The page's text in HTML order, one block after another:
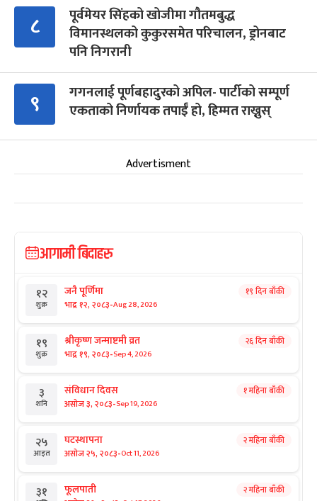
८
पूर्वमेयर सिंहको खोजीमा गौतमबुद्ध
विमानस्थलको कुकुरसमेत परिचालन, ड्रोनबाट
पनि निगरानी
९
गगनलाई पूर्णबहादुरको अपिल- पार्टीको सम्पूर्ण
एकताको निर्णायक तपाईँ हो, हिम्मत राख्नुस्
Advertisment
आगामी बिदाहरु
१२
शुक्र
जनै पूर्णिमा
भाद्र १२, २०८३-Aug 28, 2026
१९ दिन बाँकी
१९
शुक्र
श्रीकृष्ण जन्माष्टमी व्रत
भाद्र १९, २०८३-Sep 4, 2026
२६ दिन बाँकी
३
शनि
संविधान दिवस
असोज ३, २०८३-Sep 19, 2026
१ महिना बाँकी
२५
आइत
घटस्थापना
असोज २५, २०८३-Oct 11, 2026
२ महिना बाँकी
३१ फूलपाती २ महिना बाँकी